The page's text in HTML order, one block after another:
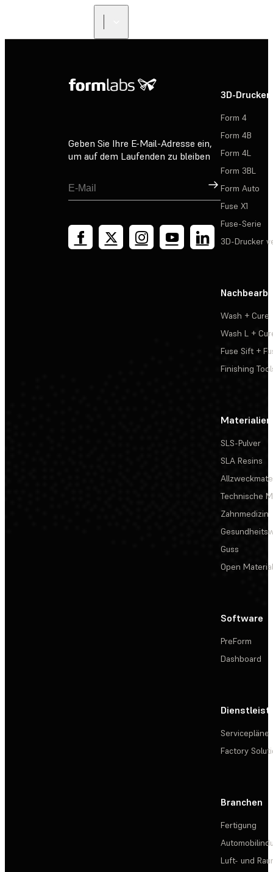
Geben Sie Ihre E-Mail-Adresse ein,
um auf dem Laufenden zu bleiben
Registrieren
3D-Drucker
Form 4
Form 4B
Form 4L
Form 3BL
Form Auto
Fuse X1
Fuse-Serie
3D-Drucker
Wash + Cure
Wash L +
Fuse Sift +
Finishing
Materialien
SLS-Pulver
SLA Resins
Technische
Zahnmedizin
Guss
Open
Software
PreForm
Dashboard
Servicepläne
Factory
Branchen
Fertigung
Luft- und